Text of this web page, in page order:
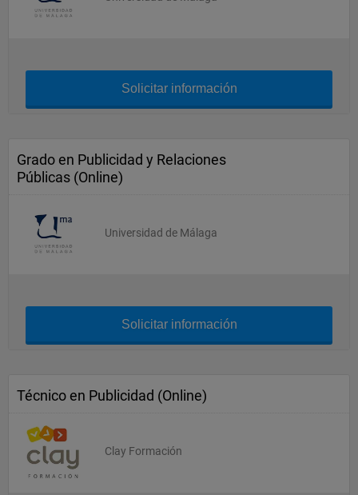
Solicitar información
Grado en Publicidad y Relaciones
Públicas (Online)
Universidad de Málaga
Solicitar información
Técnico en Publicidad (Online)
Clay Formación